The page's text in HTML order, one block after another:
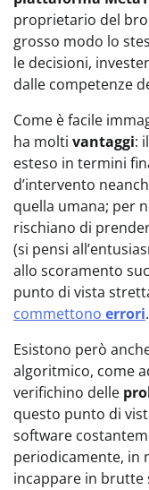
proprietario del
grosso modo lo
le decisioni,
dalle competenze
Come è facile
ha molti vantaggi:
esteso in termini
d’intervento
quella umana; per
rischiano di
(si pensi
allo scoramento
punto di vista
commettono errori.
Esistono però
algoritmico, come
verifichino delle
questo punto di
software
periodicamente, in
incappare in brutte